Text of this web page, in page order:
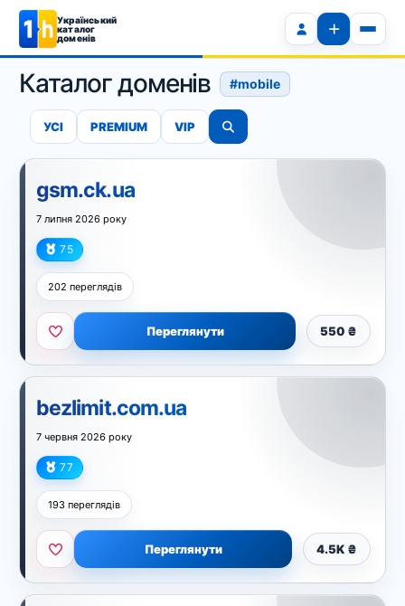
Український
каталог
доменів
Каталог доменів #mobile
УСІ PREMIUM VIP
gsm.ck.ua
7 липня 2026 року
75
202 переглядів
550 ₴
Переглянути
bezlimit.com.ua
7 червня 2026 року
77
193 переглядів
4.5K ₴
Переглянути